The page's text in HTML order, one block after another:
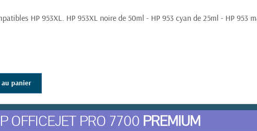
HP 953XL. HP 953XL noire de 50ml - HP 953 cyan de 25ml - HP 953
panier
OFFICEJET PRO 7700 PREMIUM